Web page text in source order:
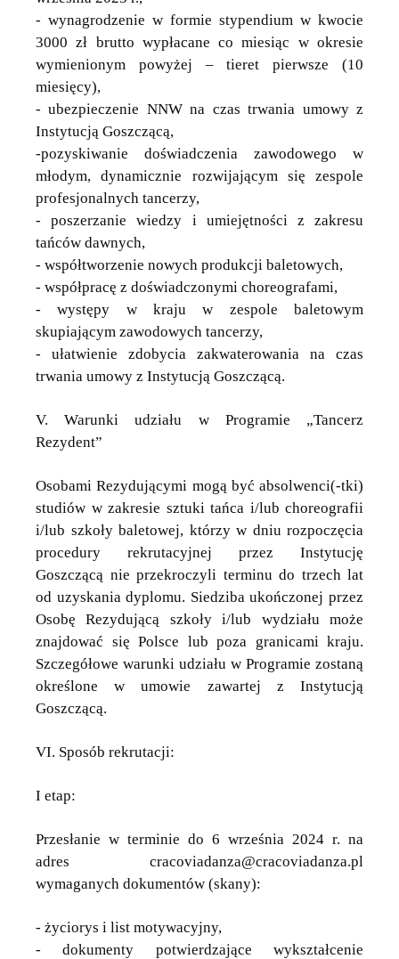
- wynagrodzenie w formie stypendium w kwocie
3000 zł brutto wypłacane co miesiąc w okresie
wymienionym powyżej – tieret pierwsze (10
miesięcy),
- ubezpieczenie NNW na czas trwania umowy z
Instytucją Goszczącą,
-pozyskiwanie doświadczenia zawodowego w
młodym, dynamicznie rozwijającym się zespole
profesjonalnych tancerzy,
- poszerzanie wiedzy i umiejętności z zakresu
tańców dawnych,
- współtworzenie nowych produkcji baletowych,
- współpracę z doświadczonymi choreografami,
- występy w kraju w zespole baletowym
skupiającym zawodowych tancerzy,
- ułatwienie zdobycia zakwaterowania na czas
trwania umowy z Instytucją Goszczącą.
V. Warunki udziału w Programie „Tancerz
Rezydent”
Osobami Rezydującymi mogą być absolwenci(-tki)
studiów w zakresie sztuki tańca i/lub choreografii
i/lub szkoły baletowej, którzy w dniu rozpoczęcia
procedury rekrutacyjnej przez Instytucję
Goszczącą nie przekroczyli terminu do trzech lat
od uzyskania dyplomu. Siedziba ukończonej przez
Osobę Rezydującą szkoły i/lub wydziału może
znajdować się Polsce lub poza granicami kraju.
Szczegółowe warunki udziału w Programie zostaną
określone w umowie zawartej z Instytucją
Goszczącą.
VI. Sposób rekrutacji:
I etap:
Przesłanie w terminie do 6 września 2024 r. na
adres cracoviadanza@cracoviadanza.pl
wymaganych dokumentów (skany):
- życiorys i list motywacyjny,
- dokumenty potwierdzające wykształcenie